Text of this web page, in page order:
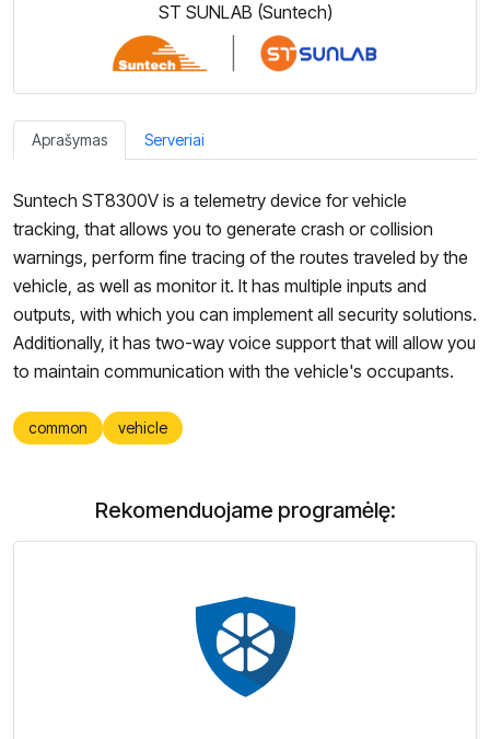
ST SUNLAB (Suntech)
Aprašymas Serveriai
Suntech ST8300V is a telemetry device for vehicle
tracking, that allows you to generate crash or collision
warnings, perform fine tracing of the routes traveled by the
vehicle, as well as monitor it. It has multiple inputs and
outputs, with which you can implement all security solutions.
Additionally, it has two-way voice support that will allow you
to maintain communication with the vehicle's occupants.
common vehicle
Rekomenduojame programėlę: